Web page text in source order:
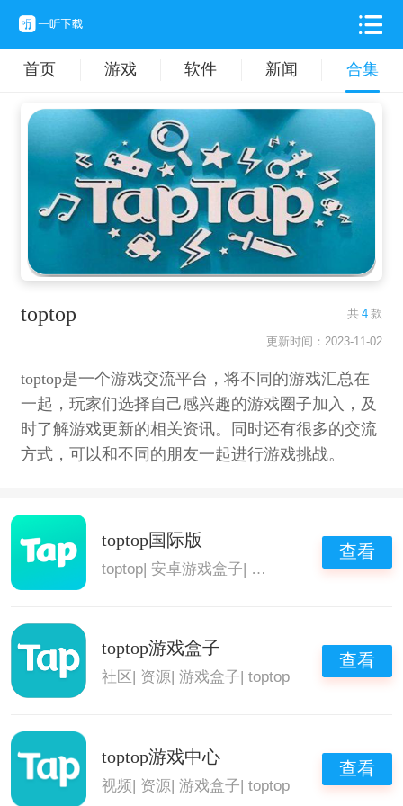
首页 游戏 软件 新闻 合集
toptop 共 4 款
更新时间：2023-11-02
toptop是一个游戏交流平台，将不同的游戏汇总在
一起，玩家们选择自己感兴趣的游戏圈子加入，及
时了解游戏更新的相关资讯。同时还有很多的交流
方式，可以和不同的朋友一起进行游戏挑战。
toptop国际版
toptop|安卓游戏盒子| 热门游戏盒子|好用的
查看
toptop游戏盒子
社区 资源 |游戏盒子 |toptop
查看
toptop游戏中心
视频| 资源|游戏盒子|toptop
查看